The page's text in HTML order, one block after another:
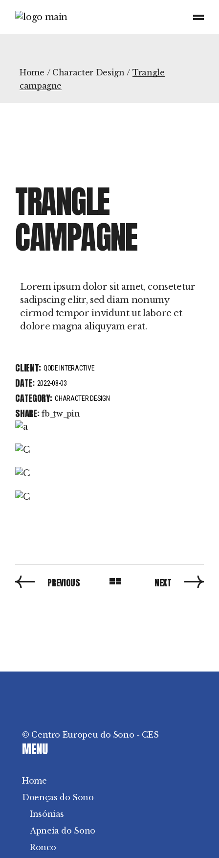
Home Character Design
Trangle
campagne
TRANGLE
CAMPAGNE
Lorem ipsum dolor sit amet, consetetur
sadipscing elitr, sed diam nonumy
eirmod tempor invidunt ut labore et
dolore magna aliquyam erat.
CLIENT: QODE INTERACTIVE
DATE: 2022-08-03
CATEGORY: CHARACTER DESIGN
SHARE: fb tw pin
PREVIOUS NEXT
© Centro Europeu do Sono - CES
MENU
Home
Doenças do Sono
Insónias
Apneia do Sono
Ronco